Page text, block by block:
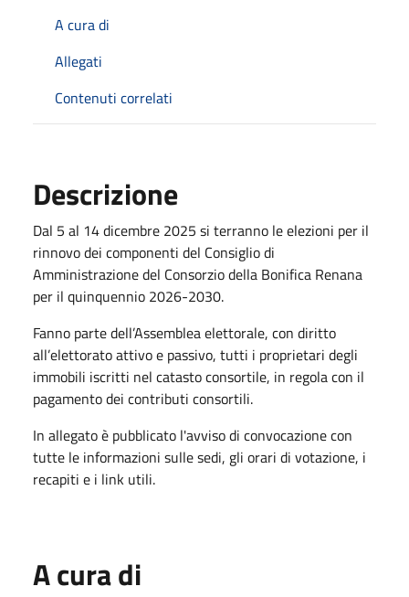
A cura di
Allegati
Contenuti correlati
Descrizione
Dal 5 al 14 dicembre 2025 si terranno le elezioni per il
rinnovo dei componenti del Consiglio di
Amministrazione del Consorzio della Bonifica Renana
per il quinquennio 2026-2030.
Fanno parte dell’Assemblea elettorale, con diritto
all’elettorato attivo e passivo, tutti i proprietari degli
immobili iscritti nel catasto consortile, in regola con il
pagamento dei contributi consortili.
In allegato è pubblicato l'avviso di convocazione con
tutte le informazioni sulle sedi, gli orari di votazione, i
recapiti e i link utili.
A cura di